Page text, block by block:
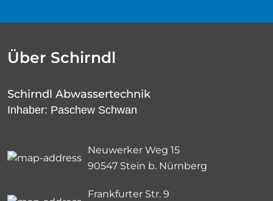
Über Schirndl
Schirndl Abwassertechnik
Inhaber: Paschew Schwan
Neuwerker Weg 15
90547 Stein b. Nürnberg
Frankfurter Str. 9